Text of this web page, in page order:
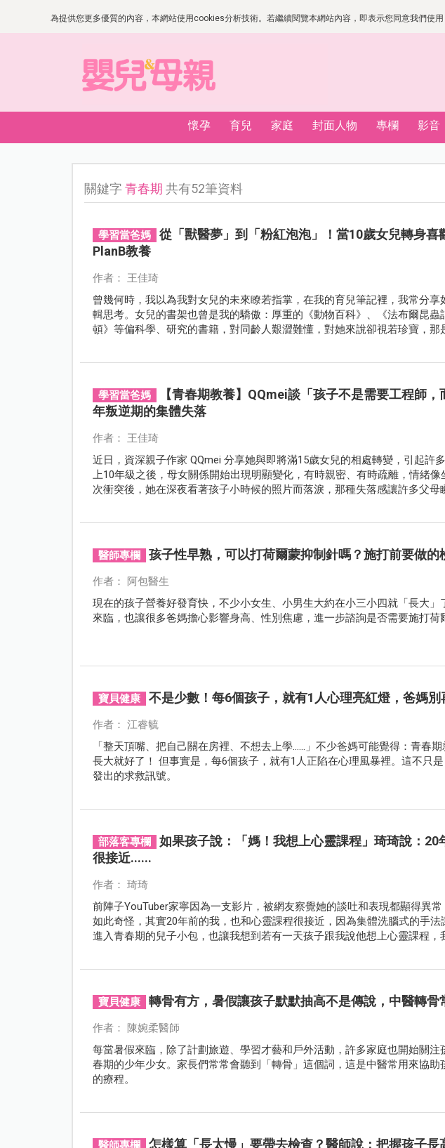
為提供您更多優質的內容，本網站使用cookies分析技術。若繼續閱覽本網站內容，即表示您同意我們使
懷孕 育兒 家庭 封面人物 專欄 影音
關鍵字青春期 共有52筆資料
學習當爸媽
從「獸醫夢」到「粉紅泡泡」！當10歲女兒轉身喜
PlanB教養
作者： 王佳琦
曾幾何時，我以為我對女兒的未來瞭若指掌，在我的育兒筆記裡，我常分
輯思考。女兒的書架也曾是我的驕傲：厚重的《動物百科》、《法布爾昆
頓》等偏科學、研究的書籍，對同齡人艱澀難懂，對她來說卻視若珍寶，那
學習當爸媽
【青春期教養】QQmei談「孩子不是需要工程師
年叛逆期的集體失落
作者： 王佳琦
近日，資深親子作家 QQmei 分享她與即將滿15歲女兒的相處轉變，引起許
上10年級之後，母女關係開始出現明顯變化，有時親密、有時疏離，情緒
次衝突後，她在深夜看著孩子小時候的照片而落淚，那種失落感讓許多父母
醫師專欄 孩子性早熟，可以打荷爾蒙抑制針嗎？施打前要做的
作者： 阿包醫生
現在的孩子營養好發育快，不少小女生、小男生大約在小三小四就「長大
來臨，也讓很多爸媽擔心影響身高、性別焦慮，進一步諮詢是否需要施打荷
寶貝健康 不是少數！每6個孩子，就有1人心理亮紅燈，爸媽別
作者： 江睿毓
「整天頂嘴、把自己關在房裡、不想去上學……」不少爸媽可能覺得：青春
長大就好了！ 但事實是，每6個孩子，就有1人正陷在心理風暴裡。這不只
發出的求救訊號。
部落客專欄
如果孩子說：「媽！我想上心靈課程」琦琦說：20
很接近......
作者： 琦琦
前陣子YouTuber家寧因為一支影片，被網友察覺她的談吐和表現都顯得異
如此奇怪，其實20年前的我，也和心靈課程很接近，因為集體洗腦式的手
進入青春期的兒子小包，也讓我想到若有一天孩子跟我說他想上心靈課程，
寶貝健康 轉骨有方，暑假讓孩子默默抽高不是傳說，中醫轉骨
作者： 陳婉柔醫師
每當暑假來臨，除了計劃旅遊、學習才藝和戶外活動，許多家庭也開始關
春期的少年少女。家長們常常會聽到「轉骨」這個詞，這是中醫常用來協
的療程。
醫師專欄
怎樣算「長太慢」要帶去檢查？醫師說：把握孩子長